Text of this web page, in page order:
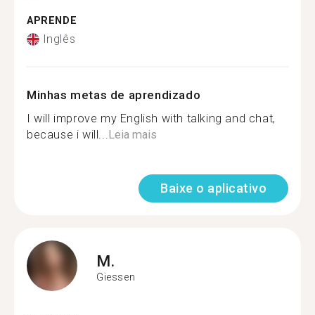
APRENDE
Inglês
Minhas metas de aprendizado
I will improve my English with talking and chat,
because i will...Leia mais
Baixe o aplicativo
M.
Giessen